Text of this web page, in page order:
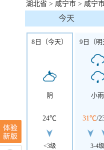
湖北省 > 咸宁市 > 咸宁
今天
8日（今天）
阴
24℃
<3级
9日（明
小雨
31℃/
3-4级